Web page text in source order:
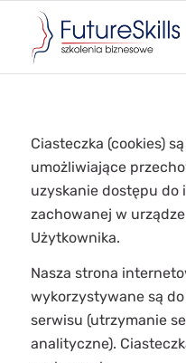
Ciasteczka (cookies)
umożliwiające
uzyskanie dostępu do
zachowanej w
Użytkownika.
Nasza strona
wykorzystywane są do
serwisu (utrzymanie
analityczne).